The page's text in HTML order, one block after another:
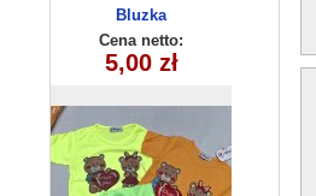
Bluzka
dziecięca
Cena netto:
5,00 zł
Komplet
chlopiecy 5571
(3-6) 4szt
Cena netto:
17,00 zł